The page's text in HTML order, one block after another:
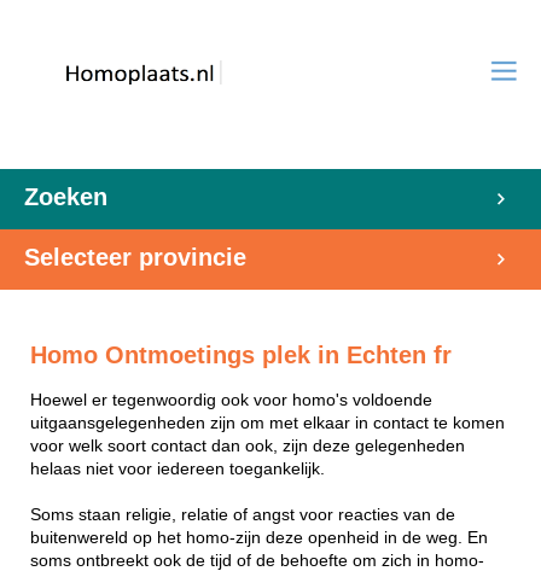
Zoeken
Selecteer provincie
Homo Ontmoetings plek in Echten fr
Hoewel er tegenwoordig ook voor homo's voldoende
uitgaansgelegenheden zijn om met elkaar in contact te komen
voor welk soort contact dan ook, zijn deze gelegenheden
helaas niet voor iedereen toegankelijk.
Soms staan religie, relatie of angst voor reacties van de
buitenwereld op het homo-zijn deze openheid in de weg. En
soms ontbreekt ook de tijd of de behoefte om zich in homo-